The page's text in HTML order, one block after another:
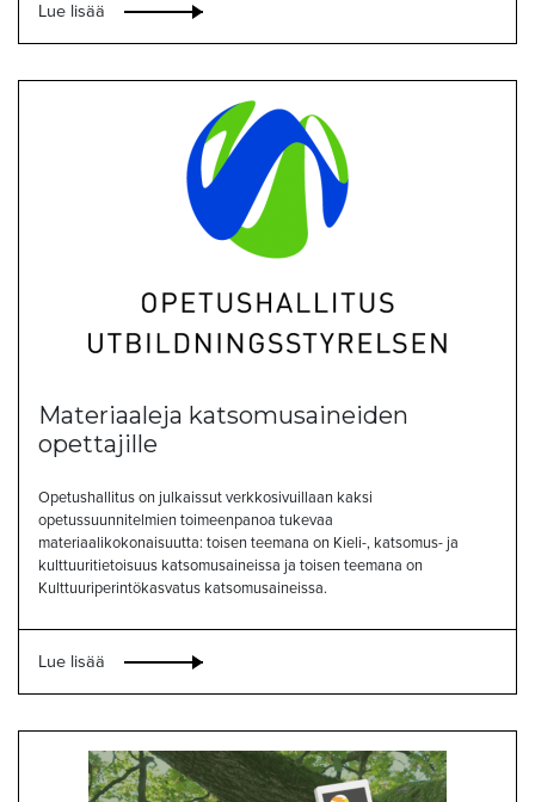
Lue lisää
Materiaaleja katsomusaineiden
opettajille
Opetushallitus on julkaissut verkkosivuillaan kaksi
opetussuunnitelmien toimeenpanoa tukevaa
materiaalikokonaisuutta: toisen teemana on Kieli-, katsomus- ja
kulttuuritietoisuus katsomusaineissa ja toisen teemana on
Kulttuuriperintökasvatus katsomusaineissa.
Lue lisää